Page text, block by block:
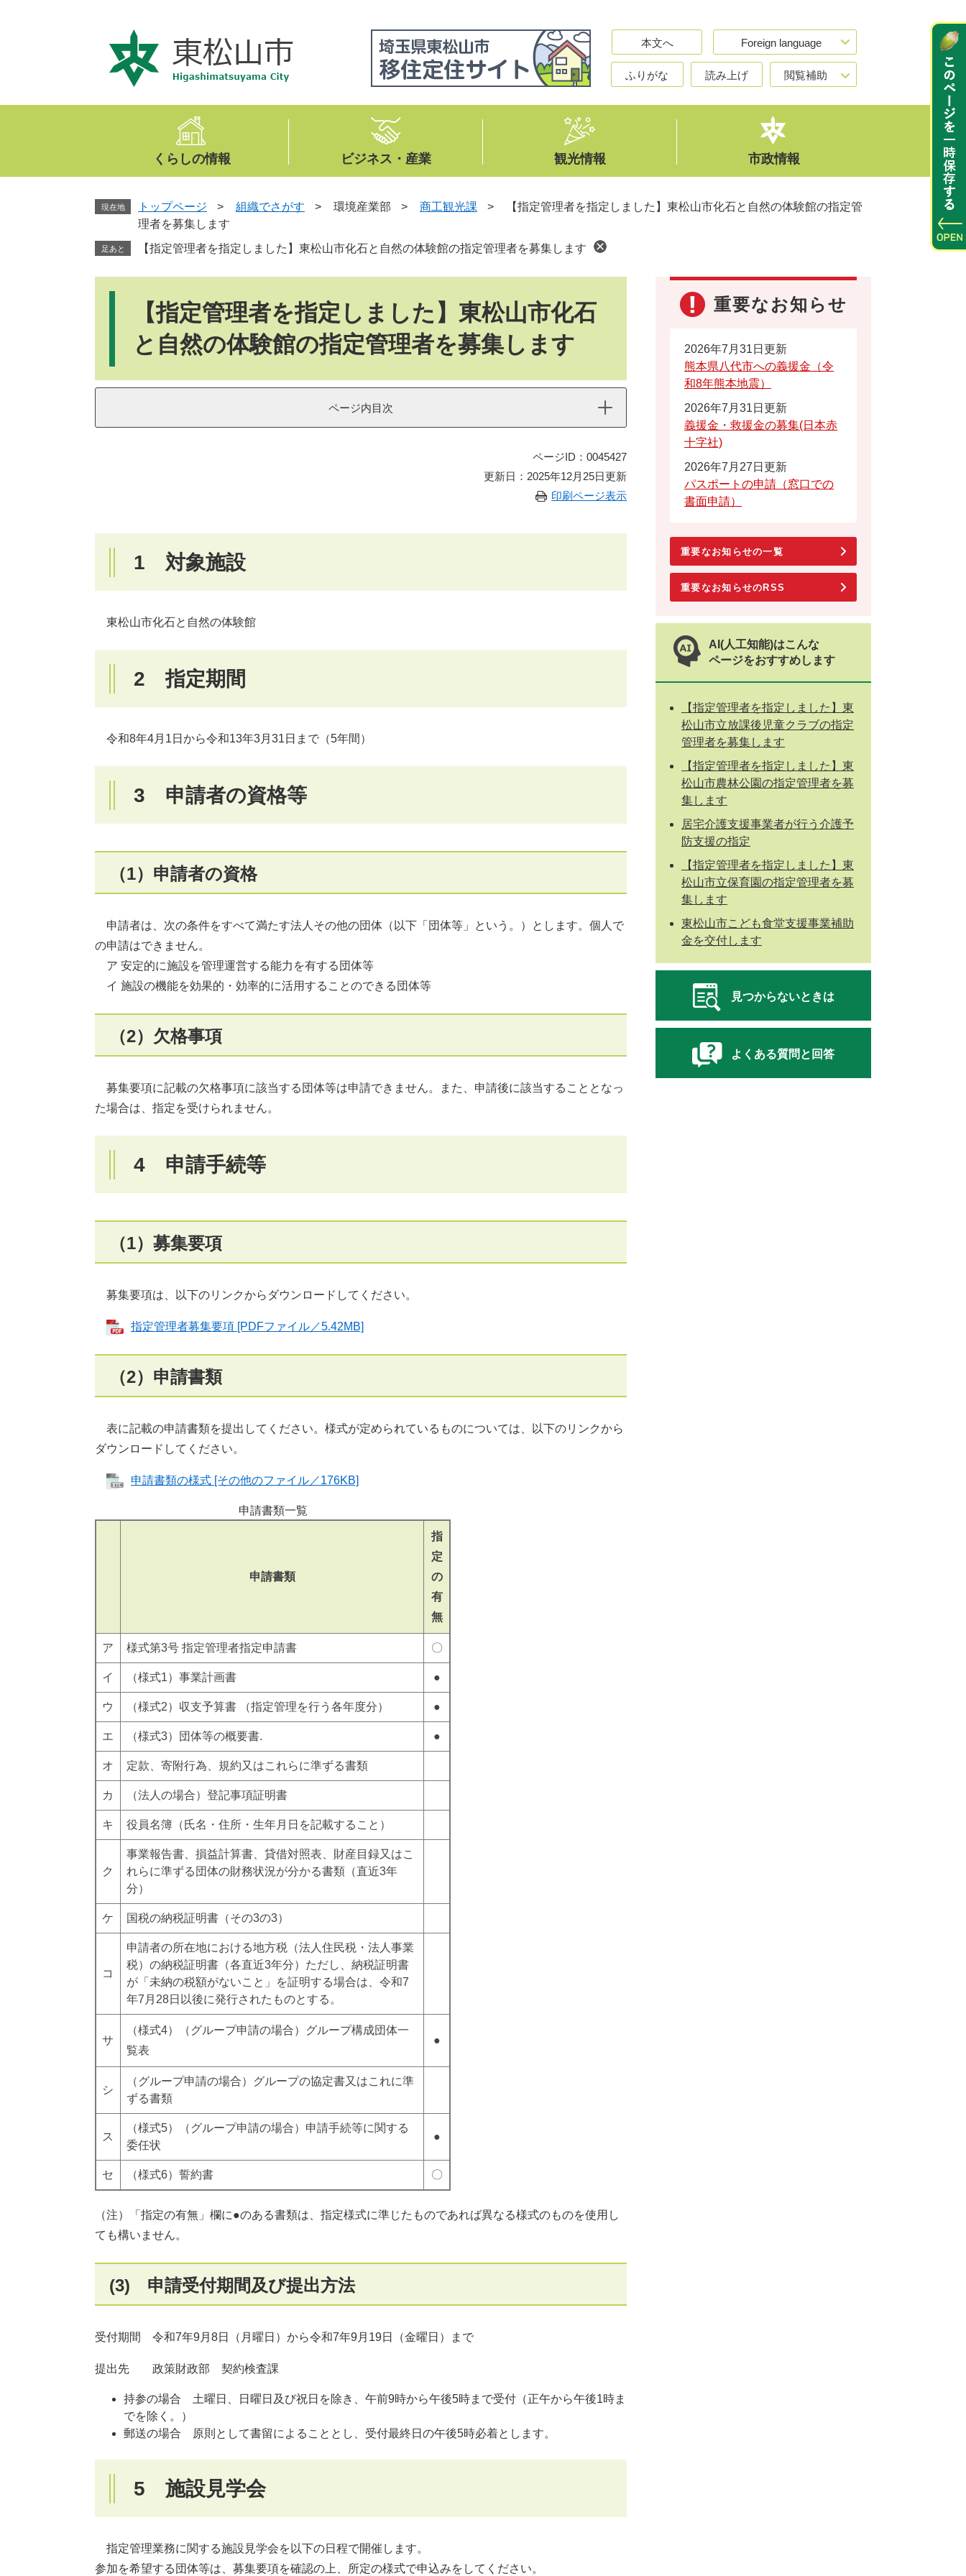
文
本文へ Foreign language
ふりがな 読み上げ 閲覧補助
くらしの情報 ビジネス・産業 観光情報 市政情報
現在地 トップページ > 組織でさがす > 環境産業部 > 商工観光課 >
【指定管理者を指定しました】東松山市化石と自然の体験館の指定管
理者を募集します
足あと 【指定管理者を指定しました】東松山市化石と自然の体験館の指定管理者を募集します
【指定管理者を指定しました】東松山市化石
と自然の体験館の指定管理者を募集します
ページ内目次
ページID：0045427
更新日：2025年12月25日更新
印刷ページ表示
1 対象施設
東松山市化石と自然の体験館
2 指定期間
​ 令和8年4月1日から令和13年3月31日まで（5年間）
3 申請者の資格等
（1）申請者の資格
申請者は、次の条件をすべて満たす法人その他の団体（以下「団体等」という。）とします。個人で
の申請はできません。
ア 安定的に施設を管理運営する能力を有する団体等
イ 施設の機能を効果的・効率的に活用することのできる団体等
（2）欠格事項
募集要項に記載の欠格事項に該当する団体等は申請できません。また、申請後に該当することとなっ
た場合は、指定を受けられません。​
4 申請手続等
（1）募集要項
募集要項は、以下のリンクからダウンロードしてください。
指定管理者募集要項 [PDFファイル／5.42MB]
（2）申請書類
表に記載の申請書類を提出してください。様式が定められているものについては、以下のリンクから
ダウンロードしてください。
申請書類の様式 [その他のファイル／176KB]
申請書類一覧
申請書類
指
定
の
有
無
ア 様式第3号 指定管理者指定申請書 〇
イ （様式1）事業計画書 ●
ウ （様式2）収支予算書 （指定管理を行う各年度分） ●
エ （様式3）団体等の概要書. ●
オ 定款、寄附行為、規約又はこれらに準ずる書類
カ （法人の場合）登記事項証明書
キ 役員名簿（氏名・住所・生年月日を記載すること）
ク
事業報告書、損益計算書、貸借対照表、財産目録又はこ
れらに準ずる団体の財務状況が分かる書類（直近3年
分）
ケ 国税の納税証明書（その3の3）
コ
申請者の所在地における地方税（法人住民税・法人事業
税）の納税証明書（各直近3年分）ただし、納税証明書
が「未納の税額がないこと」を証明する場合は、令和7
年7月28日以後に発行されたものとする。
サ
（様式4）（グループ申請の場合）グループ構成団体一
覧表
●
シ
（グループ申請の場合）グループの協定書又はこれに準
ずる書類
ス
（様式5）（グループ申請の場合）申請手続等に関する
委任状
●
セ （様式6）誓約書 〇
（注）「指定の有無」欄に●のある書類は、指定様式に準じたものであれば異なる様式のものを使用し
ても構いません。
(3) 申請受付期間及び提出方法
受付期間 令和7年9月8日（月曜日）から令和7年9月19日（金曜日）まで
提出先 政策財政部 契約検査課
持参の場合 土曜日、日曜日及び祝日を除き、午前9時から午後5時まで受付（正午から午後1時ま
でを除く。）
郵送の場合 原則として書留によることとし、受付最終日の午後5時必着とします。
5 施設見学会
指定管理業務に関する施設見学会を以下の日程で開催します。
参加を希望する団体等は、募集要項を確認の上、所定の様式で申込みをしてください。
重要なお知らせ
2026年7月31日更新
熊本県八代市への義援金（令
和8年熊本地震）
2026年7月31日更新
義援金・救援金の募集(日本赤
十字社)
2026年7月27日更新
パスポートの申請（窓口での
書面申請）
重要なお知らせの一覧
重要なお知らせのRSS
AI(人工知能)はこんな
ページをおすすめします
【指定管理者を指定しました】東
松山市立放課後児童クラブの指定
管理者を募集します
【指定管理者を指定しました】東
松山市農林公園の指定管理者を募
集します
居宅介護支援事業者が行う介護予
防支援の指定
【指定管理者を指定しました】東
松山市立保育園の指定管理者を募
集します
東松山市こども食堂支援事業補助
金を交付します
見つからないときは
よくある質問と回答